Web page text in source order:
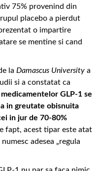
75% provenind din
placebo a pierdut
o impartire
se mentine si cand
la Damascus University a
si a constatat ca
GLP-1 se
in greutate obisnuita
in jur de 70-80%
fapt, acest tipar este atat
adesea „regula